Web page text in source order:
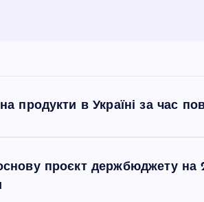
продукти в Україні за час
проєкт держбюджету на